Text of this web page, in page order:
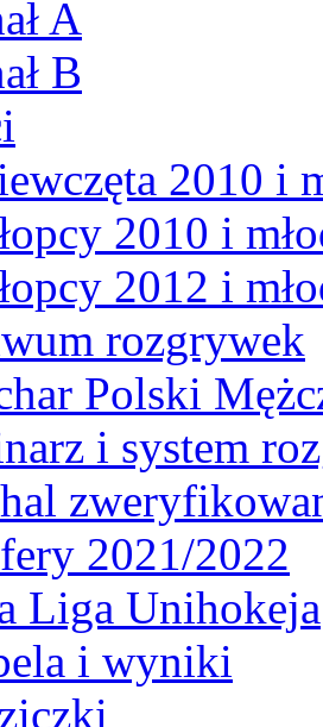
A
B
2010 i
2010 i
2012 i
rozgrywek
Polski
i system
2021/2022
Liga Unihokeja
i wyniki